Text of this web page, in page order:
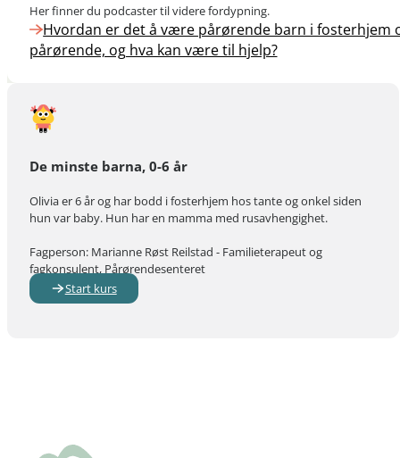
Her finner du podcaster til videre fordypning.
Hvordan er det å være pårørende barn i fosterhjem
pårørende, og hva kan være til hjelp?
De minste barna, 0-6 år
Olivia er 6 år og har bodd i fosterhjem hos tante og onkel siden
hun var baby. Hun har en mamma med rusavhengighet.
Fagperson: Marianne Røst Reilstad - Familieterapeut og
fagkonsulent, Pårørendesenteret
Start kurs